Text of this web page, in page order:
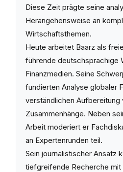
Diese Zeit prägte seine
Herangehensweise an
Wirtschaftsthemen.
Heute arbeitet Baarz als
führende deutschsprachige
Finanzmedien. Seine
fundierten Analyse globaler
verständlichen
Zusammenhänge. Neben
Arbeit moderiert er
an Expertenrunden teil.
Sein journalistischer Ansatz
tiefgreifende Recherche mit